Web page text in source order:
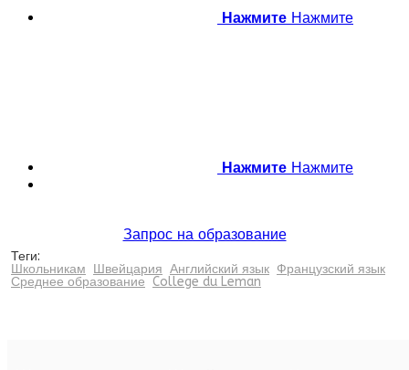
Нажмите Нажмите
Нажмите Нажмите
Запрос на образование
Теги:
Школьникам Швейцария Английский язык Французский язык
Среднее образование College du Leman